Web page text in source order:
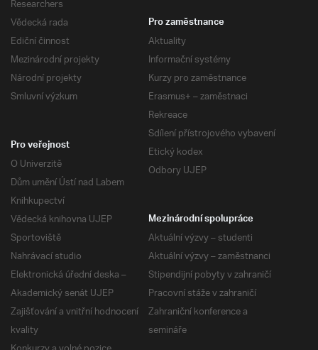
Researchers
Vědecká rada
Ediční činnost
Mezinárodní projekty
Národní projekty
Smluvní výzkum
Pro zaměstnance
Aktuality
Informační systémy
Kurzy pro zaměstnance
Erasmus+ – zaměstnaci
Rekreace
Sdílení přístrojového vybavení
Etický kodex
Odbory UJEP
Pro veřejnost
O Univerzitě
Dům umění Ústí nad Labem
Knihkupectví
Vědecká knihovna UJEP
Sportoviště
Nahrávací studio
Elektronická úřední deska –
Akademický senát UJEP
Zajišťování a vnitřní hodnocení
kvality
Mezinárodní spolupráce
Aktuální výzvy – studenti
Aktuální výzvy – zaměstnanci
Stipendijní pobyty v zahraničí
Pracovní stáže v zahraničí
Zahraniční konference a
semináře